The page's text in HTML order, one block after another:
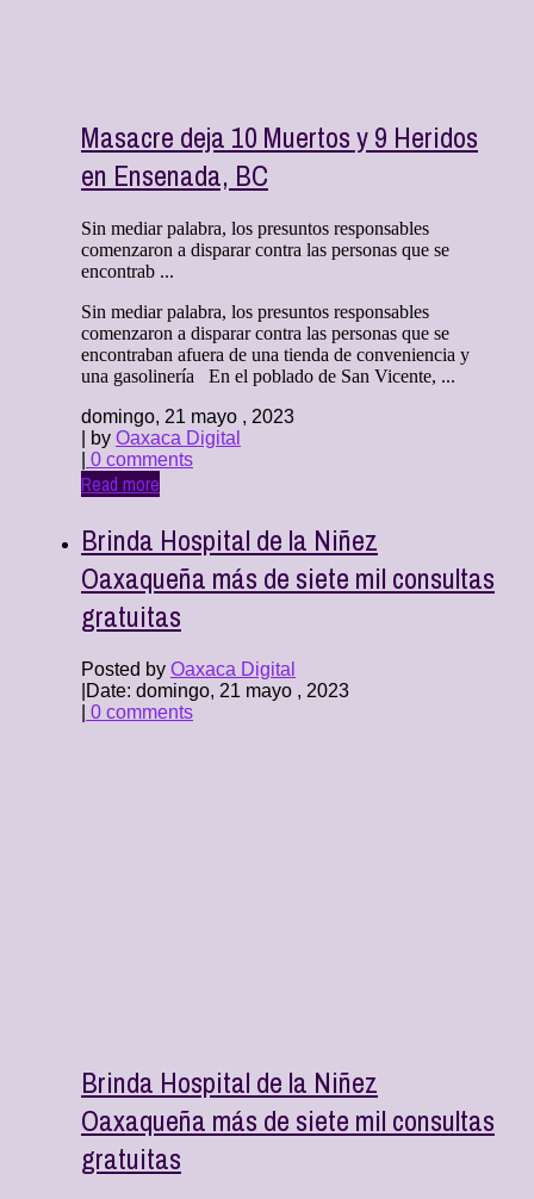
Masacre deja 10 Muertos y 9 Heridos
en Ensenada, BC
Sin mediar palabra, los presuntos responsables
comenzaron a disparar contra las personas que se
encontrab ...
Sin mediar palabra, los presuntos responsables
comenzaron a disparar contra las personas que se
encontraban afuera de una tienda de conveniencia y
una gasolinería En el poblado de San Vicente, ...
domingo, 21 mayo , 2023
| by Oaxaca Digital
0 comments
Read more
Brinda Hospital de la Niñez
Oaxaqueña más de siete mil consultas
gratuitas
Posted by Oaxaca Digital
Date: domingo, 21 mayo , 2023
0 comments
Brinda Hospital de la Niñez
Oaxaqueña más de siete mil consultas
gratuitas